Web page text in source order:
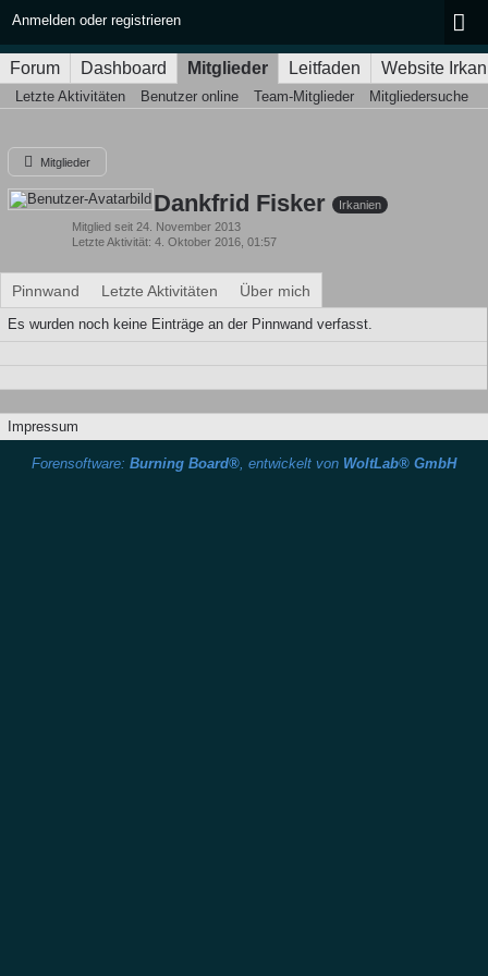
Anmelden oder registrieren
Forum Dashboard Mitglieder Leitfaden Website
Letzte Aktivitäten Benutzer online Team-Mitglieder Mitgliedersuche
Mitglieder
Dankfrid Fisker
Irkanien
Mitglied seit 24. November 2013
Letzte Aktivität 4. Oktober 2016, 01:57
Pinnwand Letzte Aktivitäten Über mich
Es wurden noch keine Einträge an der Pinnwand verfasst.
Impressum
Forensoftware: Burning Board®, entwickelt von WoltLab® GmbH